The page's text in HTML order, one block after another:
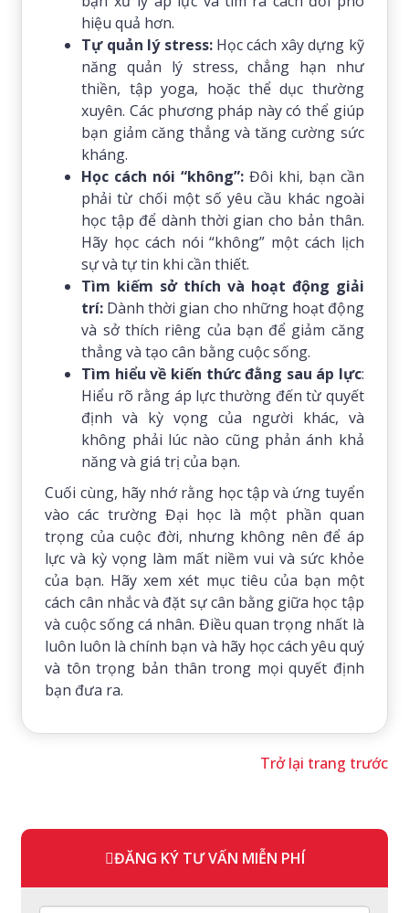
hiệu quả hơn.
Tự quản lý stress:Học cách xây dựng kỹ
năng quản lý stress, chẳng hạn như
thiền, tập yoga, hoặc thể dục thường
xuyên. Các phương pháp này có thể giúp
bạn giảm căng thẳng và tăng cường sức
kháng.
Học cách nói “không”: Đôi khi, bạn cần
phải từ chối một số yêu cầu khác ngoài
học tập để dành thời gian cho bản thân.
Hãy học cách nói “không” một cách lịch
sự và tự tin khi cần thiết.
Tìm kiếm sở thích và hoạt động giải
trí: Dành thời gian cho những hoạt động
và sở thích riêng của bạn để giảm căng
thẳng và tạo cân bằng cuộc sống.
Tìm hiểu về kiến thức đằng sau áp lực:
Hiểu rõ rằng áp lực thường đến từ quyết
định và kỳ vọng của người khác, và
không phải lúc nào cũng phản ánh khả
năng và giá trị của bạn.
Cuối cùng, hãy nhớ rằng học tập và ứng tuyển
vào các trường Đại học là một phần quan
trọng của cuộc đời, nhưng không nên để áp
lực và kỳ vọng làm mất niềm vui và sức khỏe
của bạn. Hãy xem xét mục tiêu của bạn một
cách cân nhắc và đặt sự cân bằng giữa học tập
và cuộc sống cá nhân. Điều quan trọng nhất là
luôn luôn là chính bạn và hãy học cách yêu quý
và tôn trọng bản thân trong mọi quyết định
bạn đưa ra.
Trở lại trang trước
ĐĂNG KÝ TƯ VẤN MIỄN PHÍ